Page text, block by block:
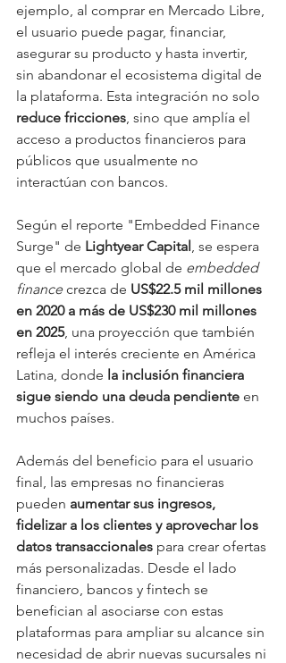
ejemplo, al comprar en Mercado Libre,
el usuario puede pagar, financiar,
asegurar su producto y hasta invertir,
sin abandonar el ecosistema digital de
la plataforma. Esta integración no solo
reduce fricciones , sino que amplía el
acceso a productos financieros para
públicos que usualmente no
interactúan con bancos.
Según el reporte "Embedded Finance
Surge" de Lightyear Capital , se espera
que el mercado global de embedded
finance crezca de US$22.5 mil millones
en 2020 a más de US$230 mil millones
en 2025, una proyección que también
refleja el interés creciente en América
Latina, donde la inclusión financiera
sigue siendo una deuda pendiente en
muchos países.
Además del beneficio para el usuario
final, las empresas no financieras
pueden aumentar sus ingresos,
fidelizar a los clientes y aprovechar los
datos transaccionales para crear ofertas
más personalizadas. Desde el lado
financiero, bancos y fintech se
benefician al asociarse con estas
plataformas para ampliar su alcance sin
necesidad de abrir nuevas sucursales ni